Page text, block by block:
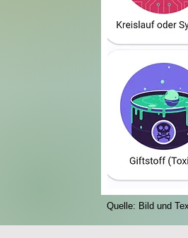
Quelle: Bild und